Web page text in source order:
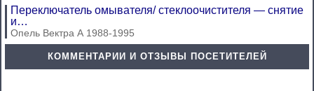
Переключатель омывателя/ стеклоочистителя — снятие
и…
Опель Вектра А 1988-1995
КОММЕНТАРИИ И ОТЗЫВЫ ПОСЕТИТЕЛЕЙ